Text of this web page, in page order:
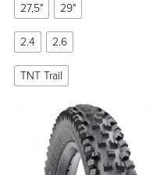
27,5" 29"
2.4 2.6
TNT Trail